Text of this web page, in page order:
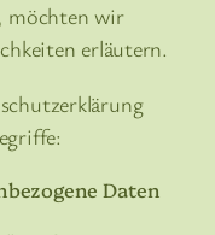
möchten wir
erläutern.
Daten